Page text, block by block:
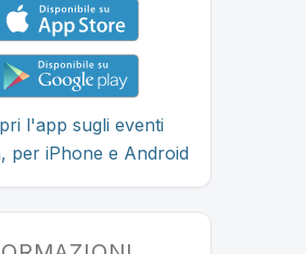
l'app sugli eventi
per iPhone e Android